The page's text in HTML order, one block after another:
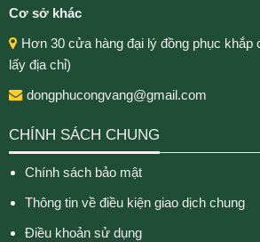
Cơ sở khác
Hơn 30 cửa hàng đại lý đồng phục khắp
lấy địa chỉ)
dongphucongvang@gmail.com
CHÍNH SÁCH CHUNG
Chính sách bảo mật
Thông tin về điều kiện giao dịch chung
Điều khoản sử dụng